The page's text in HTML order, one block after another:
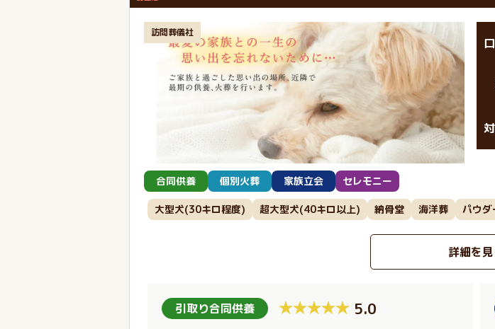
訪問葬儀社
合同供養 個別火葬 家族立会 セレモニー
大型犬(30キロ程度) 超大型犬(40キロ以上) 納骨堂 海洋葬 パウダ
詳細を
引取り合同供養 5.0